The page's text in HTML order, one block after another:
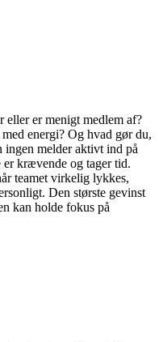
eller er menigt medlem af?
energi? Og hvad gør du,
ingen melder aktivt ind på
er krævende og tager tid.
teamet virkelig lykkes,
Den største gevinst
kan holde fokus på